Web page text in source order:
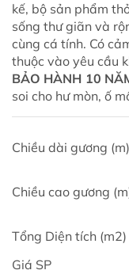
kế, bộ sản phẩm
sống thư giãn và
cùng cá tính. Có
thuộc vào yêu cầu
BẢO HÀNH 10
soi cho hư mòn, ố
Chiều dài gương (m)
Chiều cao gương
Tổng Diện tích (m2)
Giá SP